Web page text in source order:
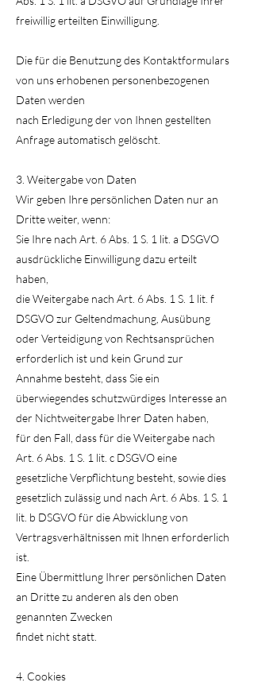
freiwillig erteilten Einwilligung.
Die für die Benutzung des Kontaktformulars
von uns erhobenen personenbezogenen
Daten werden
nach Erledigung der von Ihnen gestellten
Anfrage automatisch gelöscht.
3. Weitergabe von Daten
Wir geben Ihre persönlichen Daten nur an
Dritte weiter, wenn:
Sie Ihre nach Art. 6 Abs. 1 S. 1 lit. a DSGVO
ausdrückliche Einwilligung dazu erteilt
haben,
die Weitergabe nach Art. 6 Abs. 1 S. 1 lit. f
DSGVO zur Geltendmachung, Ausübung
oder Verteidigung von Rechtsansprüchen
erforderlich ist und kein Grund zur
Annahme besteht, dass Sie ein
überwiegendes schutzwürdiges Interesse an
der Nichtweitergabe Ihrer Daten haben,
für den Fall, dass für die Weitergabe nach
Art. 6 Abs. 1 S. 1 lit. c DSGVO eine
gesetzliche Verpflichtung besteht, sowie dies
gesetzlich zulässig und nach Art. 6 Abs. 1 S. 1
lit. b DSGVO für die Abwicklung von
Vertragsverhältnissen mit Ihnen erforderlich
ist.
Eine Übermittlung Ihrer persönlichen Daten
an Dritte zu anderen als den oben
genannten Zwecken
findet nicht statt.
4. Cookies